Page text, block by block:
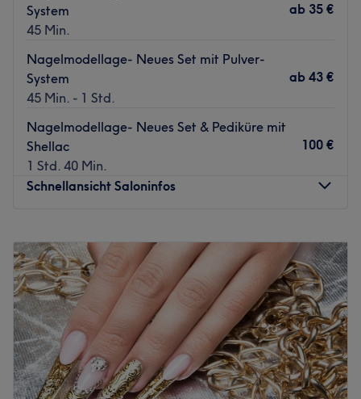
System
45 Min.
ab 35 €
Nagelmodellage- Neues Set mit Pulver-
System
45 Min. - 1 Std.
ab 43 €
Nagelmodellage- Neues Set & Pediküre mit
Shellac
1 Std. 40 Min.
100 €
Schnellansicht Saloninfos
Dienstag
10:00
20:00
Mittwoch
10:00
20:00
Donnerstag
10:00–20:00
Freitag
10:00–20:00
Samstag
10:00–20:00
Sonntag
Geschlossen
Nail Chic ist ein zentral gelegenes Nagelstudio in